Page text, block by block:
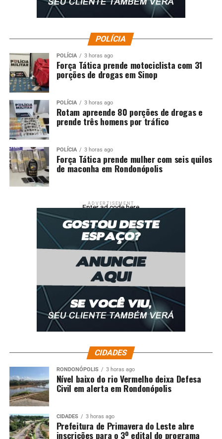
POLÍCIA
POLÍCIA 3 horas ago
Força Tática prende motociclista com 31
porções de drogas em Sinop
POLÍCIA 3 horas ago
Rotam apreende 80 porções de drogas e
prende três homens por tráfico
POLÍCIA 3 horas ago
Força Tática prende mulher com seis quilos
de maconha em Rondonópolis
ADVERTISEMENT
Enter ad code here
CIDADES
RONDONÓPOLIS 3 horas ago
Nível baixo do rio Vermelho deixa Defesa
Civil em alerta em Rondonópolis
CIDADES 3 horas ago
Prefeitura de Primavera do Leste abre
inscrições para o 3º edital do programa